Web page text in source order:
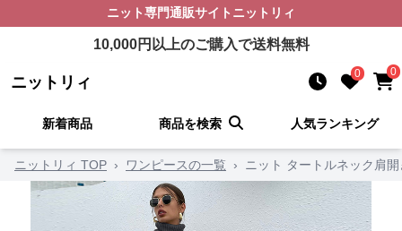
ニット専門通販サイト ニットリィ
10,000円以上のご購入で送料無料
ニットリィ 0 0
新着商品 商品を検索 人気ランキング
ニットリィ TOP › ワンピースの一覧 › ニット タートルネック肩